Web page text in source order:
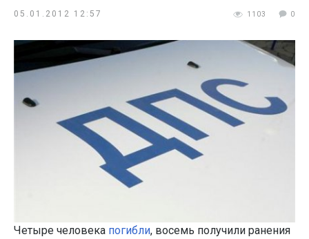
05.01.2012 12:57 1103 0
Четыре человека погибли, восемь получили ранения